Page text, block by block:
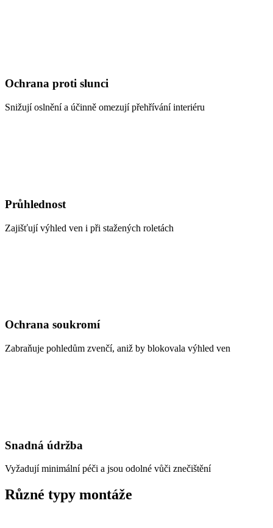
Ochrana proti slunci
Snižují oslnění a účinně omezují přehřívání interiéru
Průhlednost
Zajišťují výhled ven i při stažených roletách
Ochrana soukromí
Zabraňuje pohledům zvenčí, aniž by blokovala výhled ven
Snadná údržba
Vyžadují minimální péči a jsou odolné vůči znečištění
Různé typy montáže